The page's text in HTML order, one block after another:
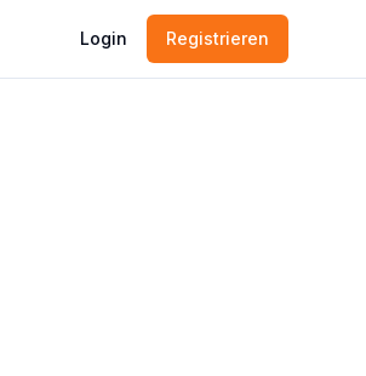
Login Registrieren